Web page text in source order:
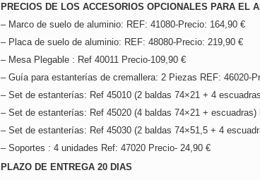
PRECIOS DE LOS ACCESORIOS OPCIONALES PARA EL
– Marco de suelo de aluminio: REF: 41080-Precio: 164,90 €
– Placa de suelo de aluminio: REF: 48080-Precio: 219,90 €
– Mesa Plegable : Ref 40011 Precio-109,90 €
– Guía para estanterías de cremallera: 2 Piezas REF: 46020-
– Set de estanterías: Ref 45010 (2 baldas 74×21 + 4
– Set de estanterías: Ref 45020 (4 baldas 74×21 +
– Set de estanterías: Ref 45030 (2 baldas 74×51,5 + 4
– Soportes : 4 unidades Ref: 47020 Precio- 24,90 €
PLAZO DE ENTREGA 20 DIAS